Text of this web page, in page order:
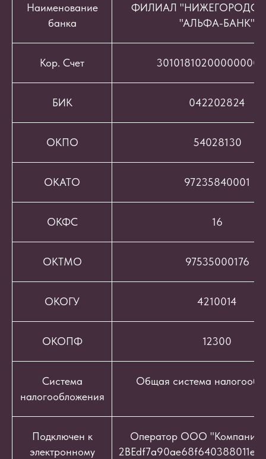
Наименование
банка
ФИЛИАЛ
"АЛЬФА-БАНК"
Кор. Счет
БИК 042202824
ОКПО 54028130
ОКАТО 97235840001
ОКФС 16
ОКТМО 97535000176
ОКОГУ 4210014
ОКОПФ 12300
Система
налогообложения
Общая система
Подключен к
электронному
Оператор ООО "Компания